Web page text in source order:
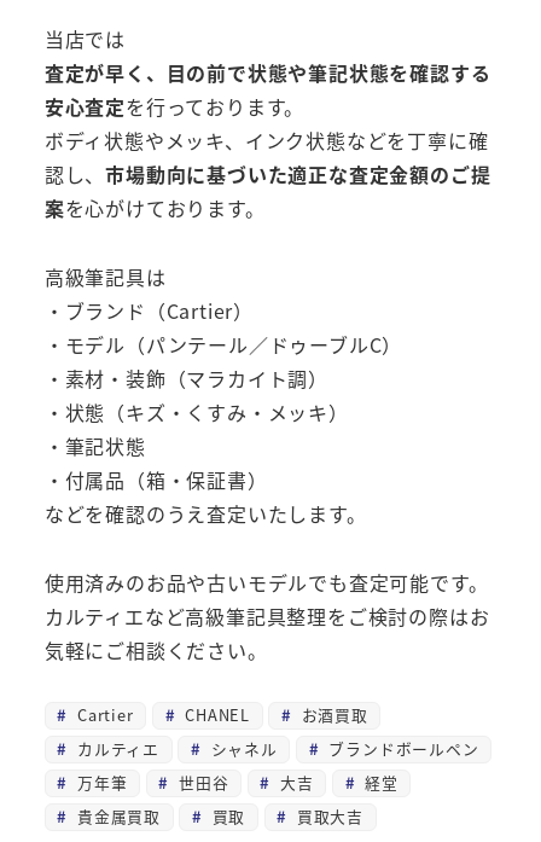
当店では
査定が早く、目の前で状態や筆記状態を確認する
安心査定を行っております。
ボディ状態やメッキ、インク状態などを丁寧に確
認し、市場動向に基づいた適正な査定金額のご提
案を心がけております。
高級筆記具は
・ブランド（Cartier）
・モデル（パンテール／ドゥーブルC）
・素材・装飾（マラカイト調）
・状態（キズ・くすみ・メッキ）
・筆記状態
・付属品（箱・保証書）
などを確認のうえ査定いたします。
使用済みのお品や古いモデルでも査定可能です。
カルティエなど高級筆記具整理をご検討の際はお
気軽にご相談ください。
Cartier CHANEL
お酒買取
カルティエ
シャネル
ブランドボールペン
万年筆
世田谷 大吉
経堂
貴金属買取
買取 買取大吉